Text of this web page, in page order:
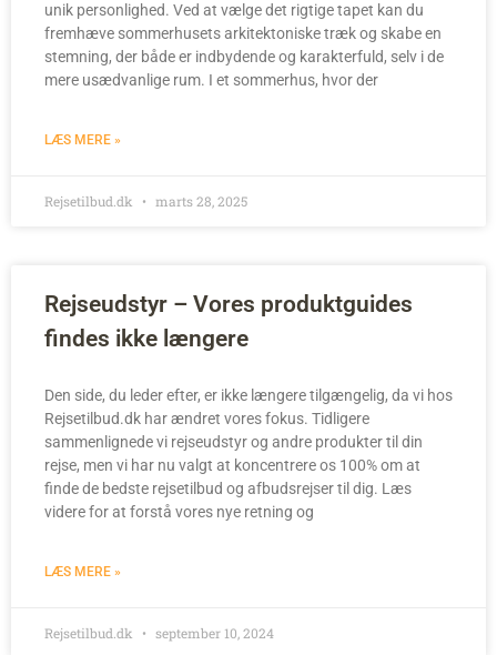
unik personlighed. Ved at vælge det rigtige tapet kan du
fremhæve sommerhusets arkitektoniske træk og skabe en
stemning, der både er indbydende og karakterfuld, selv i de
mere usædvanlige rum. I et sommerhus, hvor der
LÆS MERE »
Rejsetilbud.dk marts 28, 2025
Rejseudstyr – Vores produktguides
findes ikke længere
Den side, du leder efter, er ikke længere tilgængelig, da vi hos
Rejsetilbud.dk har ændret vores fokus. Tidligere
sammenlignede vi rejseudstyr og andre produkter til din
rejse, men vi har nu valgt at koncentrere os 100% om at
finde de bedste rejsetilbud og afbudsrejser til dig. Læs
videre for at forstå vores nye retning og
LÆS MERE »
Rejsetilbud.dk september 10, 2024